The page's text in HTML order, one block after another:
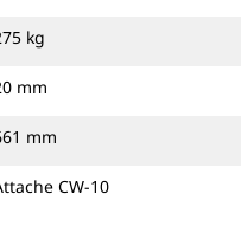
kg
mm
mm
CW-10